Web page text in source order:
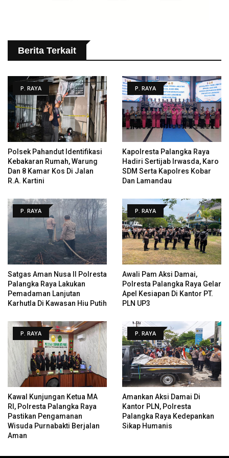
Berita Terkait
P. RAYA
Polsek Pahandut Identifikasi
Kebakaran Rumah, Warung
Dan 8 Kamar Kos Di Jalan
R.A. Kartini
P. RAYA
Kapolresta Palangka Raya
Hadiri Sertijab Irwasda, Karo
SDM Serta Kapolres Kobar
Dan Lamandau
P. RAYA
Satgas Aman Nusa II Polresta
Palangka Raya Lakukan
Pemadaman Lanjutan
Karhutla Di Kawasan Hiu Putih
P. RAYA
Awali Pam Aksi Damai,
Polresta Palangka Raya Gelar
Apel Kesiapan Di Kantor PT.
PLN UP3
P. RAYA
Kawal Kunjungan Ketua MA
RI, Polresta Palangka Raya
Pastikan Pengamanan
Wisuda Purnabakti Berjalan
Aman
P. RAYA
Amankan Aksi Damai Di
Kantor PLN, Polresta
Palangka Raya Kedepankan
Sikap Humanis